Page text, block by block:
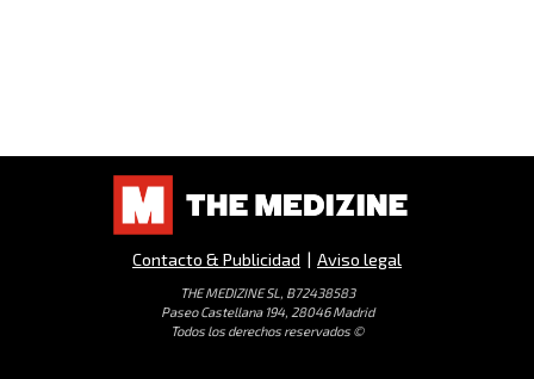
Contacto & Publicidad | Aviso legal
THE MEDIZINE SL, B72438583
Paseo Castellana 194, 28046 Madrid
Todos los derechos reservados ©